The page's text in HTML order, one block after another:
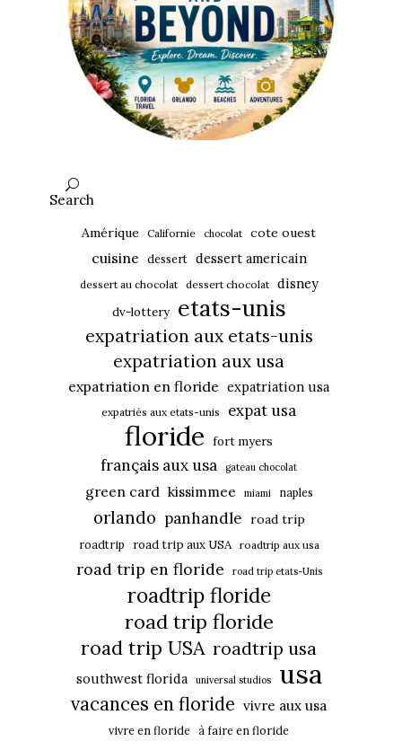
Search
Amérique Californie chocolat cote ouest
cuisine dessert dessert americain
dessert au chocolat dessert chocolat disney
dv-lottery etats-unis
expatriation aux etats-unis
expatriation aux usa
expatriation en floride expatriation usa
expatriés aux etats-unis expat usa
floride fort myers
français aux usa gateau chocolat
green card kissimmee miami naples
orlando panhandle road trip
roadtrip road trip aux USA roadtrip aux usa
road trip en floride road trip etats-Unis
roadtrip floride
road trip floride
road trip USA roadtrip usa
southwest florida universal studios usa
vacances en floride vivre aux usa
vivre en floride à faire en floride